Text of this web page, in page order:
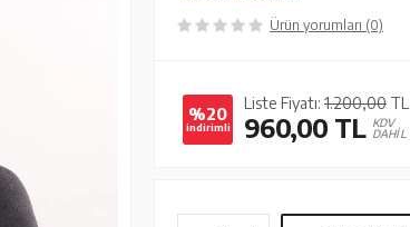
Ürün yorumları (0)
%20
indirimli
Liste Fiyatı: 1.200,00 TL
960,00 TL KDV
DAHİL